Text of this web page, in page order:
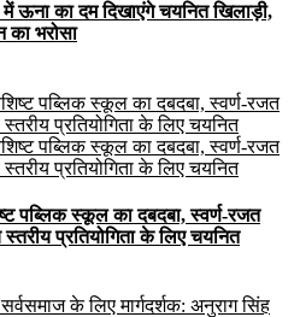
में ऊना का दम दिखाएंगे चयनित खिलाड़ी,
का भरोसा
पब्लिक स्कूल का दबदबा, स्वर्ण-रजत
प्रतियोगिता के लिए चयनित